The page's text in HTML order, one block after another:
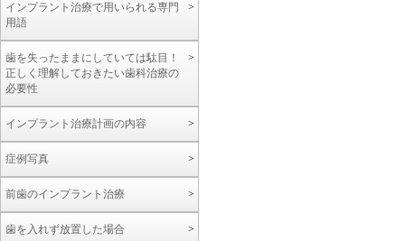
インプラント治療で用いられる専門
用語
歯を失ったままにしていては駄目！
正しく理解しておきたい歯科治療の
必要性
インプラント治療計画の内容
症例写真
前歯のインプラント治療
歯を入れず放置した場合